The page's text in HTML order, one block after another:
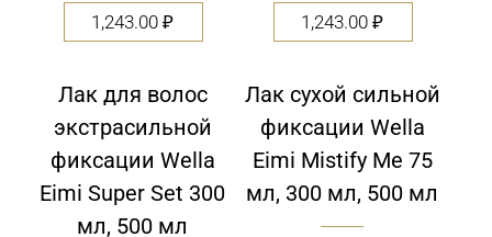
1,243.00₽
Лак для волос
экстрасильной
фиксации Wella
Eimi Super Set 300
мл, 500 мл
1,243.00₽
Лак сухой сильной
фиксации Wella
Eimi Mistify Me 75
мл, 300 мл, 500 мл